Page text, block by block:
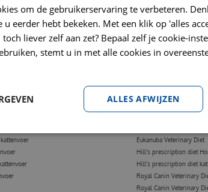
Sitemap
Privacy policy
Google review geven?
Contact
DIERENARTS DIEET
Eukanuba Veterinary Diet
Hill's prescription diet
Hill's prescription diet
Royal Canin Veterinary
Royal Canin Veterinary
om de gebruikerservaring te verbeteren.
eerder hebt bekeken. Met een klik op 'alles
liever zelf aan zet? Bepaal zelf je cookie-
stemt u in met alle cookies in
ALLES AFWIJZEN